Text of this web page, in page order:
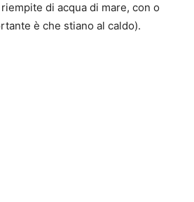
di acqua di mare, con o
è che stiano al caldo).